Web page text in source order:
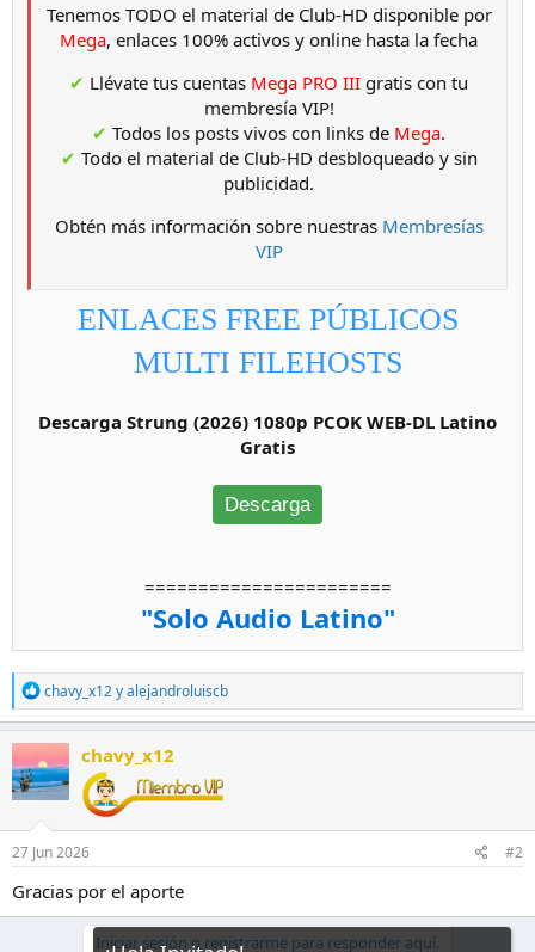
Tenemos TODO el material de Club-HD disponible por
Mega, enlaces 100% activos y online hasta la fecha
✔ Llévate tus cuentas Mega PRO III gratis con tu
membresía VIP!
✔ Todos los posts vivos con links de Mega.
✔ Todo el material de Club-HD desbloqueado y sin
publicidad.
Obtén más información sobre nuestras Membresías
VIP
ENLACES FREE PÚBLICOS
MULTI FILEHOSTS
Descarga Strung (2026) 1080p PCOK WEB-DL Latino
Gratis
Descarga
=======================
"Solo Audio Latino"
R
e
a
c
c
i
o
n
s
chavy_x12yalejandroluiscb
chavy_x12
27 Jun 2026 #2
Gracias por el aporte
Iniciar sesión o registrarme para responder aquí.